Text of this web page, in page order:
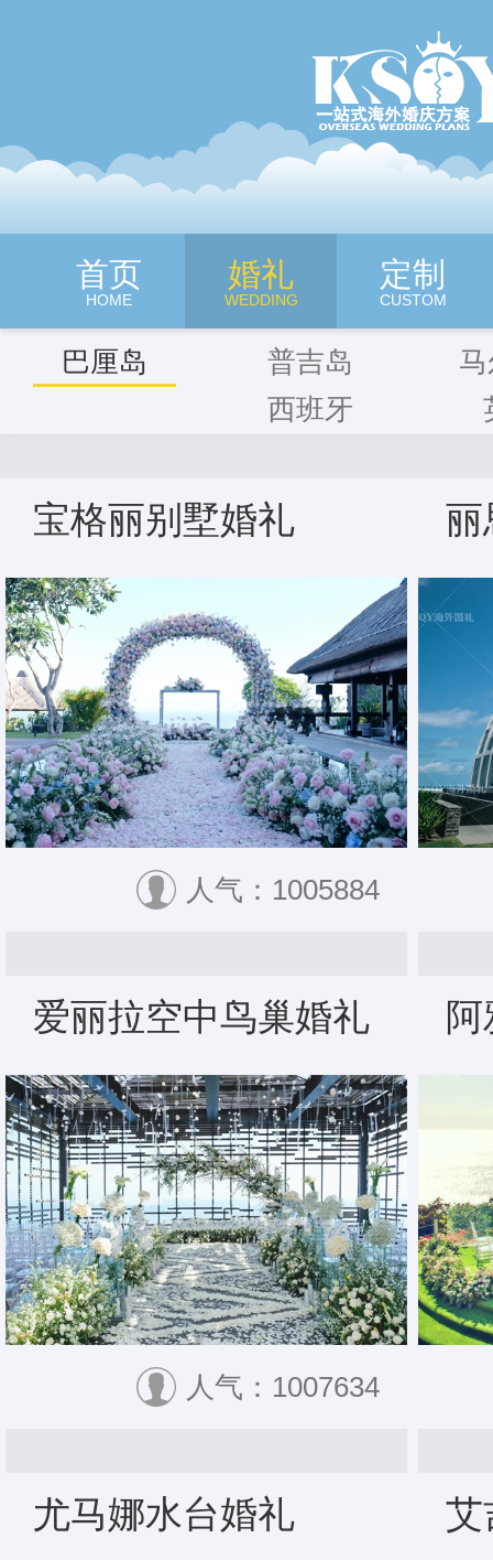
深圳旷世奇缘海外婚纱摄影
首页
HOME
婚礼
WEDDING
定制
CUSTOM
巴厘岛 普吉岛
西班牙
宝格丽别墅婚礼
人气：1005884
丽
爱丽拉空中鸟巢婚礼
人气：1007634
尤马娜水台婚礼 艾